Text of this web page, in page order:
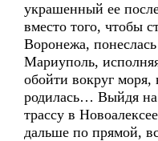
украшенный ее
вместо того, чтобы
Воронежа,
Мариуполь,
обойти вокруг моря,
родилась… Выйдя
трассу в
дальше по прямой,